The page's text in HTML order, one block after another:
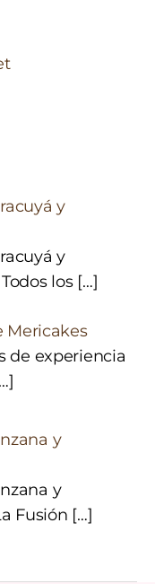
y
y
los […]
Mericakes
de experiencia
y
y
Fusión […]